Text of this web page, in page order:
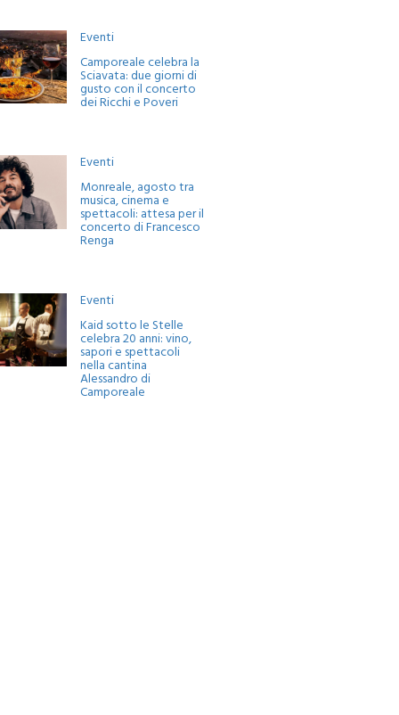
Eventi
Camporeale celebra la
Sciavata: due giorni di
gusto con il concerto
dei Ricchi e Poveri
Eventi
Monreale, agosto tra
musica, cinema e
spettacoli: attesa per il
concerto di Francesco
Renga
Eventi
Kaid sotto le Stelle
celebra 20 anni: vino,
sapori e spettacoli
nella cantina
Alessandro di
Camporeale